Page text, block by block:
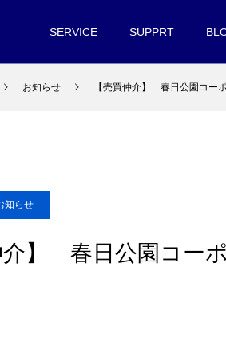
SERVICE SUPPRT
お知らせ 【売買仲介】 春日公園コ
知らせ
介】 春日公園コ